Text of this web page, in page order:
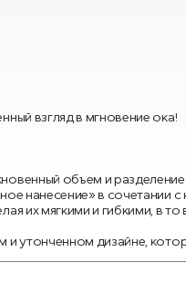
взгляд в мгновение ока!
объем и
нанесение» в
их мягкими и гибкими, в
утонченном дизайне,